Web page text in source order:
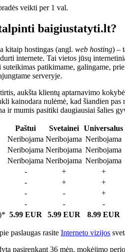
veikti per 1 val.
baigiustatyti.lt?
kitaip hostingas (angl. web hosting) –
internete. Tai vietos jūsų
patikimame, galingame,
serveryje.
aukšta klientų aptarnavimo
kainodara nulėmė, kad šiandien pas
ir mumis pasitiki daugiausiai šalies
Paštui Svetainei Universalus
Neribojama Neribojama Neribojama
Neribojama Neribojama Neribojama
Neribojama Neribojama Neribojama
- + +
- + +
- - +
- - -
5.99 EUR 5.99 EUR 8.99 EUR
paslaugas rasite Interneto vizijos
pasirenkant 36 mėn. mokėjimo